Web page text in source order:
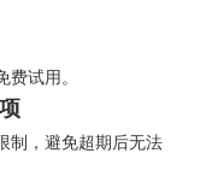
试用。
制，避免超期后无法